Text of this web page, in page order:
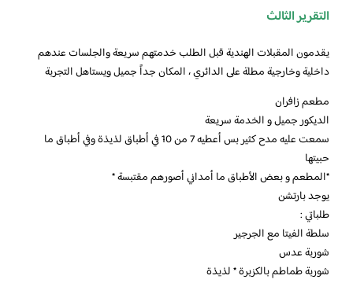
التقرير الثالث
‏يقدمون المقبلات الهندية قبل الطلب خدمتهم سريعة والجلسات عندهم
داخلية وخارجية مطلة على الدائري ، المكان جداً جميل ويستاهل التجربة
‏مطعم زافران
الديكور جميل و الخدمة سريعة
سمعت عليه مدح كثير بس أعطيه 7 من 10 في أطباق لذيذة وفي أطباق ما
حبيتها
*المطعم و بعض الأطباق ما أمداني أصورهم مقتبسة *
يوجد بارتشن
طلباتي :
سلطة الفيتا مع الجرجير
شوربة عدس
شوربة طماطم بالكزبرة * لذيذة